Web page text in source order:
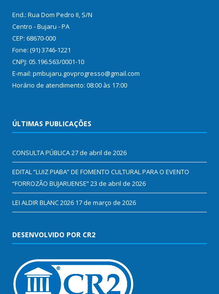
End.: Rua Dom Pedro II, S/N
Centro - Bujaru - PA
CEP: 68670-000
Fone: (91) 3746-1221
CNPJ: 05.196.563/0001-10
E-mail: pmbujaru.govprogresso@gmail.com
Horário de atendimento: 08:00 às 17:00
ÚLTIMAS PUBLICAÇÕES
CONSULTA PÚBLICA27 de abril de 2026
EDITAL “LUIZ PIABA” DE FOMENTO CULTURAL PARA O EVENTO
“FORROZÃO BUJARUENSE”23 de abril de 2026
LEI ALDIR BLANC 2026 17 de março de 2026
DESENVOLVIDO POR CR2